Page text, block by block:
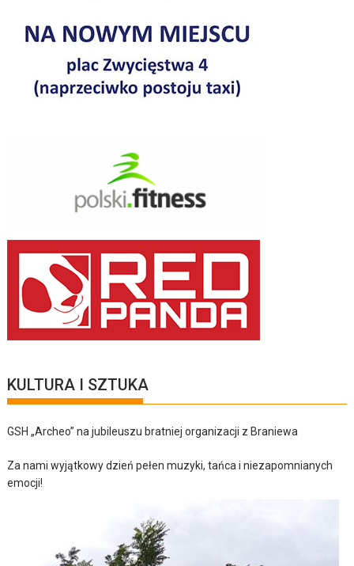
KULTURA I SZTUKA
GSH „Archeo” na jubileuszu bratniej organizacji z Braniewa
Za nami wyjątkowy dzień pełen muzyki, tańca i niezapomnianych
emocji!